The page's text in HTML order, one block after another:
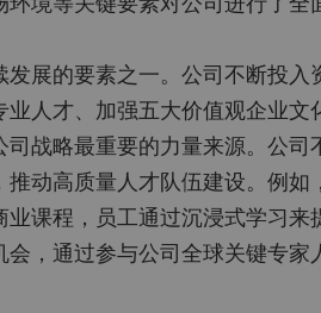
展的要素之一。公司不断投入
人才、加强五大价值观企业文
战略最重要的力量来源。公
动高质量人才队伍建设。例如
课程，员工通过沉浸式学习
，通过参与公司全球关键专